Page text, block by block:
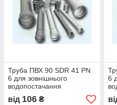
Труба ПВХ 90 SDR 41 PN
6 для зовнішнього
водопостачання
від 106 ₴
6